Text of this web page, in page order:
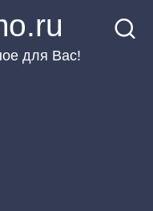
для Вас!